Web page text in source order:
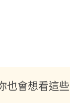
也會想看這